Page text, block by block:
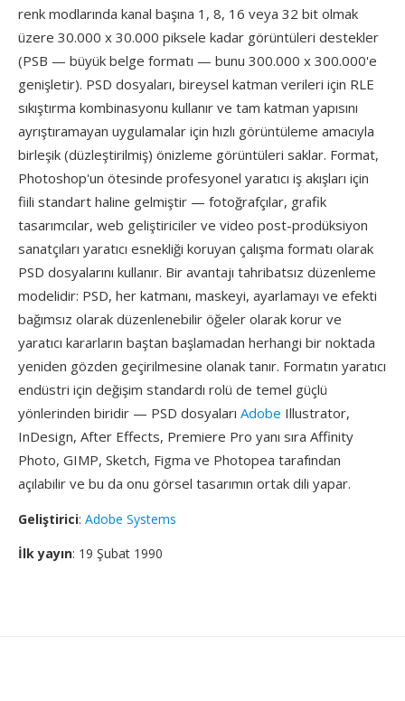
renk modlarında kanal başına 1, 8, 16 veya 32 bit olmak
üzere 30.000 x 30.000 piksele kadar görüntüleri destekler
(PSB — büyük belge formatı — bunu 300.000 x 300.000'e
genişletir). PSD dosyaları, bireysel katman verileri için RLE
sıkıştırma kombinasyonu kullanır ve tam katman yapısını
ayrıştıramayan uygulamalar için hızlı görüntüleme amacıyla
birleşik (düzleştirilmiş) önizleme görüntüleri saklar. Format,
Photoshop'un ötesinde profesyonel yaratıcı iş akışları için
fiili standart haline gelmiştir — fotoğrafçılar, grafik
tasarımcılar, web geliştiriciler ve video post-prodüksiyon
sanatçıları yaratıcı esnekliği koruyan çalışma formatı olarak
PSD dosyalarını kullanır. Bir avantajı tahribatsız düzenleme
modelidir: PSD, her katmanı, maskeyi, ayarlamayı ve efekti
bağımsız olarak düzenlenebilir öğeler olarak korur ve
yaratıcı kararların baştan başlamadan herhangi bir noktada
yeniden gözden geçirilmesine olanak tanır. Formatın yaratıcı
endüstri için değişim standardı rolü de temel güçlü
yönlerinden biridir — PSD dosyaları Adobe Illustrator,
InDesign, After Effects, Premiere Pro yanı sıra Affinity
Photo, GIMP, Sketch, Figma ve Photopea tarafından
açılabilir ve bu da onu görsel tasarımın ortak dili yapar.
Geliştirici: Adobe Systems
İlk yayın: 19 Şubat 1990